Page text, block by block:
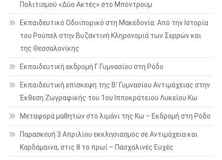
Πολιτισμού «Δύο Ακτές» στο Μπόντρουμ
Εκπαιδευτικό Οδοιπορικό στη Μακεδονία: Από την Ιστορία
του Ρούπελ στην Βυζαντινή Κληρονομιά των Σερρών και
της Θεσσαλονίκης
Εκπαιδευτική εκδρομή Γ Γυμνασίου στη Ρόδο
Εκπαιδευτική επίσκεψη της Β’ Γυμνασίου Αντιμάχειας στην
Έκθεση Ζωγραφικής του 1ου Ιπποκράτειου Λυκείου Κω
Μεταφορά μαθητών στο λιμάνι της Κω – Εκδρομή στη Ρόδο
Παρασκευή 3 Απριλίου εκκλησιασμός σε Αντιμάχεια και
Καρδάμαινα, στις 8 το πρωί – Πασχαλινές Ευχές